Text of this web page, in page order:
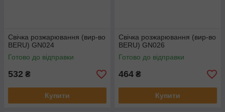
Свічка розжарювання (вир-во
BERU) GN024
Готово до відправки
532 ₴
Купити
Свічка розжарювання (вир-во
BERU) GN026
Готово до відправки
464 ₴
Купити